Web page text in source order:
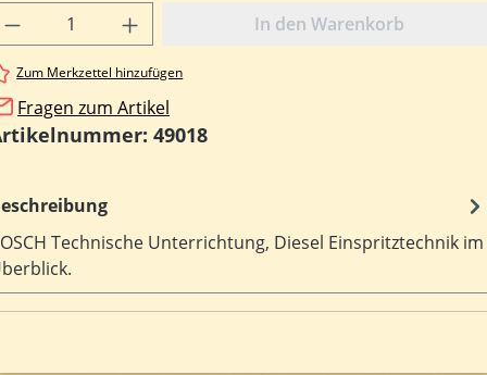
Anzahl: Gib den gewünschten
In den Warenkorb
Zum Merkzettel hinzufügen
Fragen zum Artikel
49018
Technische Unterrichtung, Diesel Einspritztechnik im